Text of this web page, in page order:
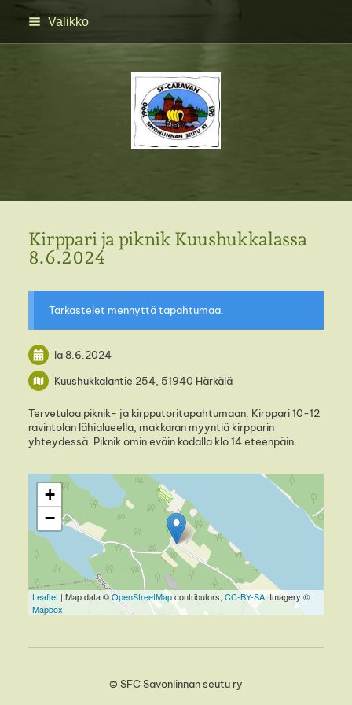
Siirry
sivun
sisältöön
Valikko
SFC Savonlinnan seutu
Kirppari ja piknik Kuushukkalassa
8.6.2024
Tarkastelet mennyttä tapahtumaa.
la 8.6.2024
Kuushukkalantie 254, 51940 Härkälä
Tervetuloa piknik- ja kirpputoritapahtumaan. Kirppari 10-12
ravintolan lähialueella, makkaran myyntiä kirpparin
yhteydessä. Piknik omin eväin kodalla klo 14 eteenpäin.
+
−
Leaflet| Map data ©OpenStreetMapcontributors, CC-BY-SA, Imagery ©
Mapbox
© SFC Savonlinnan seutu ry